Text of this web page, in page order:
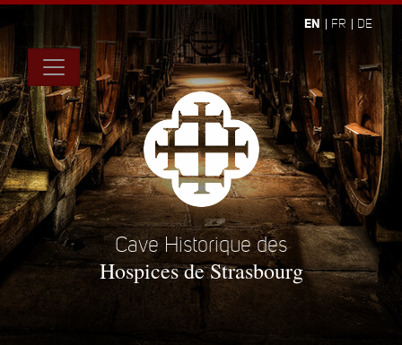
EN FR DE
Cave Historique des
Hospices de Strasbourg